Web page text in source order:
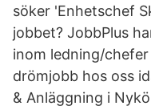
söker 'Enhetschef
jobbet? JobbPlus
inom ledning/
drömjobb hos oss
& Anläggning i